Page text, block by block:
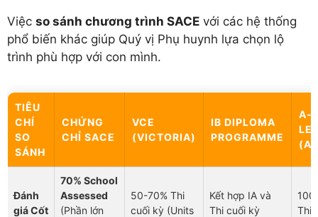
Việc so sánh chương trình SACE với các hệ thống
phổ biến khác giúp Quý vị Phụ huynh lựa chọn lộ
trình phù hợp với con mình.
TIÊU
CHÍ
SO
SÁNH
CHỨNG
CHỈ SACE
VCE
(VICTORIA)
IB DIPLOMA
PROGRAMME
A-
Đánh
giá Cốt
70% School
Assessed
(Phần lớn
50-70% Thi
cuối kỳ (Units
Kết hợp IA và
Thi cuối kỳ
Thi